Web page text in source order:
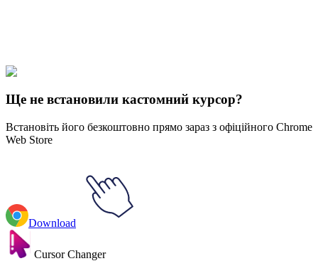
Створення Teenage Mutant Ninja Turtles
Turtles
Ще не встановили кастомний курсор?
Встановіть його безкоштовно прямо зараз з офіційного Chrome
Web Store
Download
Cursor Changer